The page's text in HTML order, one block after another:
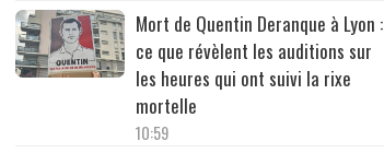
Mort de Quentin Deranque à Lyon :
ce que révèlent les auditions sur
les heures qui ont suivi la rixe
mortelle
10:59